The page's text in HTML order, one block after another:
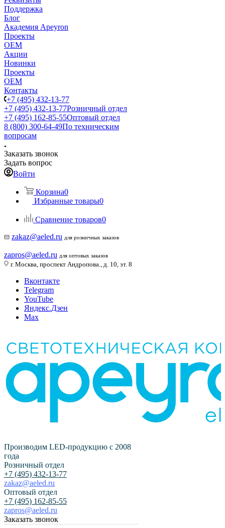
Поддержка
Блог
Академия Apeyron
Проекты
ОЕМ
Акции
Новинки
Проекты
ОЕМ
Контакты
+7 (495) 432-13-77
+7 (495) 432-13-77Розничный отдел
+7 (495) 162-85-55Оптовый отдел
8 (800) 300-64-49По техническим
вопросам
Заказать звонок
Задать вопрос
Войти
Корзина0
Избранные товары0
Сравнение товаров0
zakaz@aeled.ru для розничных заказов
zapros@aeled.ru для оптовых заказов
г. Москва, проспект Андропова., д. 10, эт. 8
Вконтакте
Telegram
YouTube
Яндекс.Дзен
Max
Производим LED-продукцию с 2008
года
Розничный отдел
+7 (495) 432-13-77
zakaz@aeled.ru
Оптовый отдел
+7 (495) 162-85-55
zapros@aeled.ru
Заказать звонок